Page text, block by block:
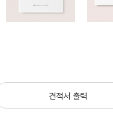
견적서 출력